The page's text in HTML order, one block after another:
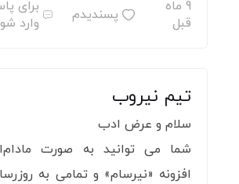
9 ماه
قبل
پسندیدم
برای
وارد
تیم نیروب
سلام و عرض ادب
شما می‌ توانید به‌ صورت
افزونه «نیرسام» و تمامی به‌